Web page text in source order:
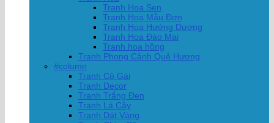
Tranh Hoa Sen
Tranh Hoa Mẫu Đơn
Tranh Hoa Hướng Dương
Tranh Hoa Đào Mai
Tranh hoa hồng
Tranh Phong Cảnh Quê Hương
#column
Tranh Cô Gái
Tranh Decor
Tranh Trắng Đen
Tranh Lá Cây
Tranh Dát Vàng